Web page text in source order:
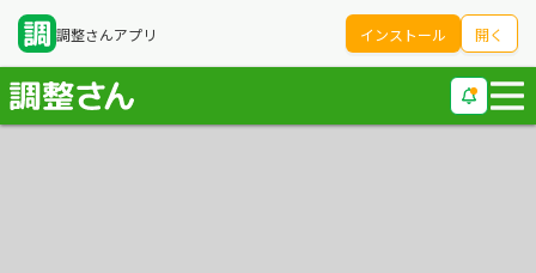
調整さんアプリ インストール 開く